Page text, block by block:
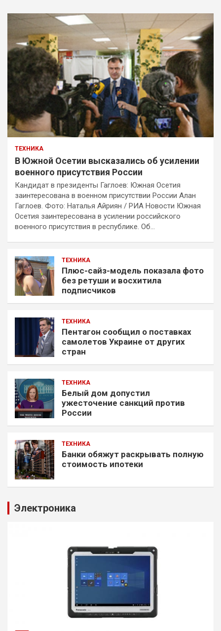
ТЕХНИКА
В Южной Осетии высказались об усилении
военного присутствия России
Кандидат в президенты Гаглоев: Южная Осетия
заинтересована в военном присутствии России Алан
Гаглоев. Фото: Наталья Айриян / РИА Новости Южная
Осетия заинтересована в усилении российского
военного присутствия в республике. Об…
ТЕХНИКА
Плюс-сайз-модель показала фото
без ретуши и восхитила
подписчиков
ТЕХНИКА
Пентагон сообщил о поставках
самолетов Украине от других
стран
ТЕХНИКА
Белый дом допустил
ужесточение санкций против
России
ТЕХНИКА
Банки обяжут раскрывать полную
стоимость ипотеки
Электроника